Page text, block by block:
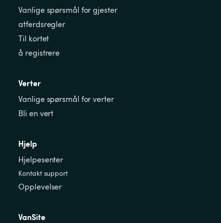
Vanlige spørsmål for gjester
atferdsregler
Til kortet
å registrere
Verter
Vanlige spørsmål for verter
Bli en vert
Hjelp
Hjelpesenter
Kontakt support
Opplevelser
VanSite